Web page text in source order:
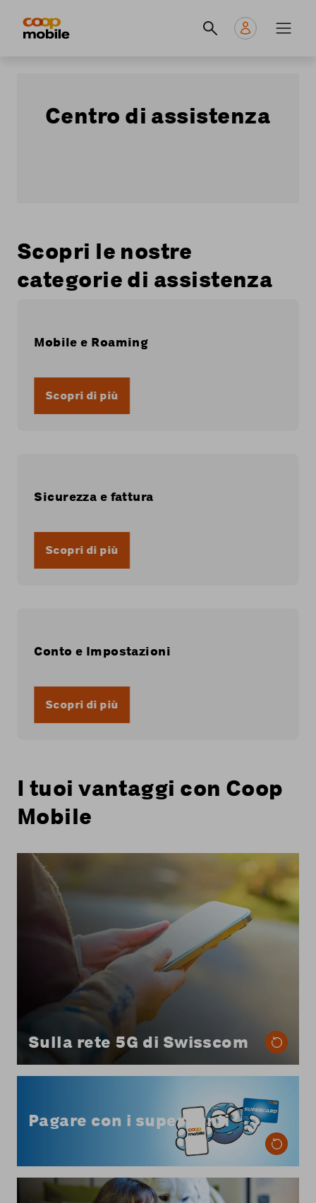
principale
Centro di assistenza
Scopri le nostre
categorie di assistenza
Mobile e Roaming
Scopri di più
Sicurezza e fattura
Scopri di più
Conto e Impostazioni
Scopri di più
I tuoi vantaggi con Coop
Mobile
Sulla rete 5G di Swisscom
Con tutti gli abbonamenti mobili di Coop
Mobile, utilizzi la rete 5G di Swisscom.
Pagare con i superpunti
abbonamento mobile con i superpunti, in parte
o per intero.
Scopri di più sul pagamento con i superpunti
Con Coop Mobile hai la massima flessibilità: